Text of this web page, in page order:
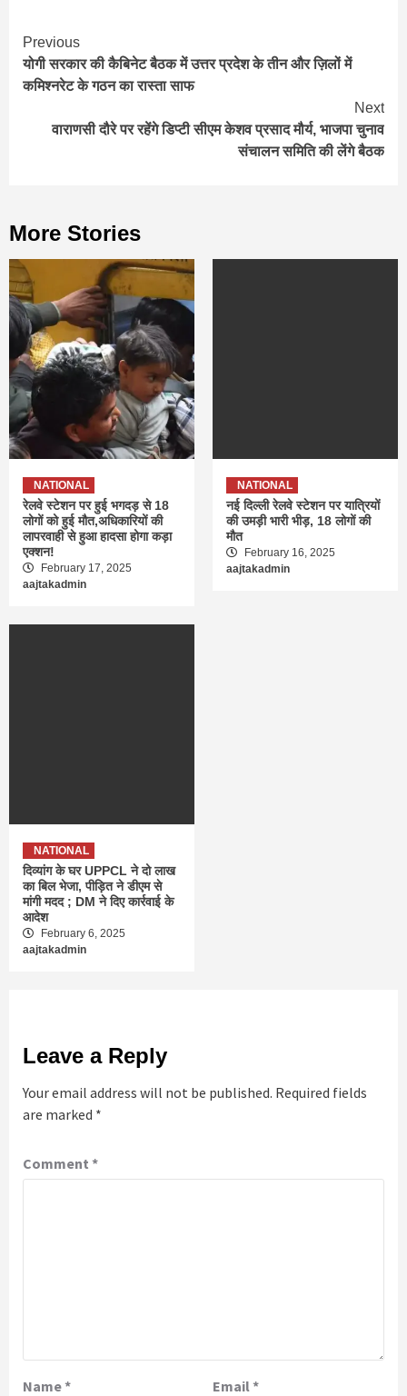
Continue
Reading
Previous
योगी सरकार की कैबिनेट बैठक में उत्तर प्रदेश के तीन और ज़िलों में
कमिश्नरेट के गठन का रास्ता साफ
Next
वाराणसी दौरे पर रहेंगे डिप्टी सीएम केशव प्रसाद मौर्य, भाजपा चुनाव
संचालन समिति की लेंगे बैठक
More Stories
NATIONAL
रेलवे स्टेशन पर हुई भगदड़ से 18
लोगों को हुई मौत,अधिकारियों की
लापरवाही से हुआ हादसा होगा कड़ा
एक्शन!
February 17, 2025
aajtakadmin
NATIONAL
नई दिल्ली रेलवे स्टेशन पर यात्रियों
की उमड़ी भारी भीड़, 18 लोगों की
मौत
February 16, 2025
aajtakadmin
NATIONAL
दिव्यांग के घर UPPCL ने दो लाख
का बिल भेजा, पीड़ित ने डीएम से
मांगी मदद ; DM ने दिए कार्रवाई के
आदेश
February 6, 2025
aajtakadmin
Leave a Reply
Your email address will not be published. Required fields
are marked *
Comment *
Name* Email *